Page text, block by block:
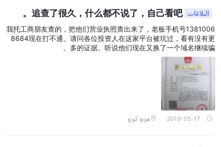
البلاغات 追查了很久，什么都不说了，自己看吧。
我托工商朋友查的，把他们营业执照查出来了，老板手机号1381006
8684现在打不通。请问各位投资人在这家平台被坑过，看有没有更
多的证据。听说他们现在又换了一个域名继续骗。
2019-05-17 هونغ كونغ